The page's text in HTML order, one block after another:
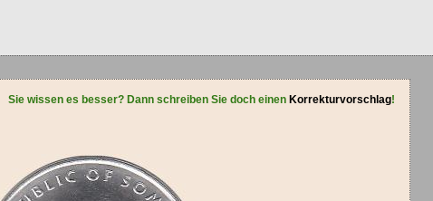
Sie wissen es besser? Dann schreiben Sie doch einen Korrekturvorschlag!